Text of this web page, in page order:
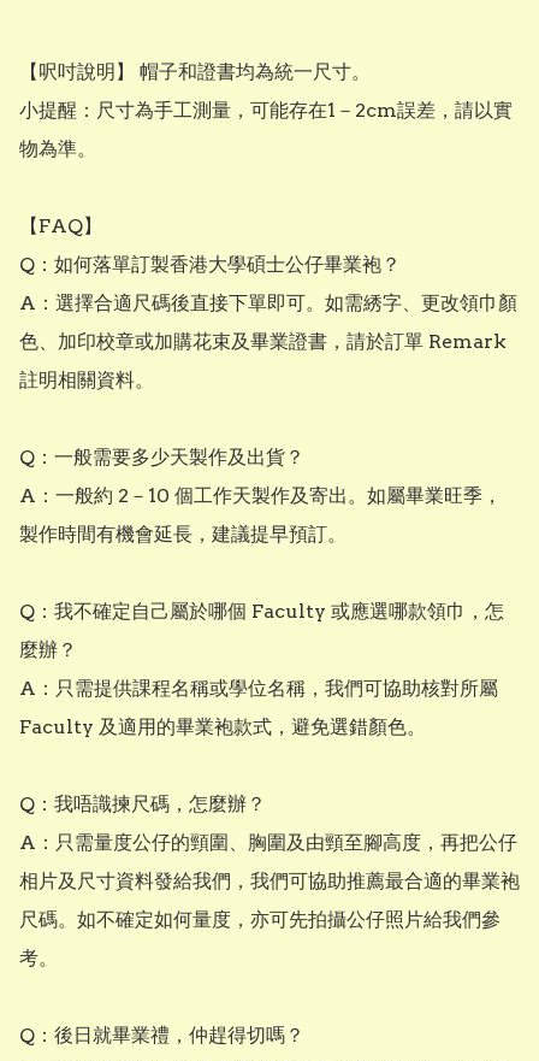
【呎吋說明】 帽子和證書均為統一尺寸。
小提醒：尺寸為手工測量，可能存在1－2cm誤差，請以實
物為準。
【FAQ】
Q：如何落單訂製香港大學碩士公仔畢業袍？
A：選擇合適尺碼後直接下單即可。如需綉字、更改領巾顏
色、加印校章或加購花束及畢業證書，請於訂單 Remark
註明相關資料。
Q：一般需要多少天製作及出貨？
A：一般約 2－10 個工作天製作及寄出。如屬畢業旺季，
製作時間有機會延長，建議提早預訂。
Q：我不確定自己屬於哪個 Faculty 或應選哪款領巾，怎
麼辦？
A：只需提供課程名稱或學位名稱，我們可協助核對所屬
Faculty 及適用的畢業袍款式，避免選錯顏色。
Q：我唔識揀尺碼，怎麼辦？
A：只需量度公仔的頸圍、胸圍及由頸至腳高度，再把公仔
相片及尺寸資料發給我們，我們可協助推薦最合適的畢業袍
尺碼。如不確定如何量度，亦可先拍攝公仔照片給我們參
考。
Q：後日就畢業禮，仲趕得切嗎？